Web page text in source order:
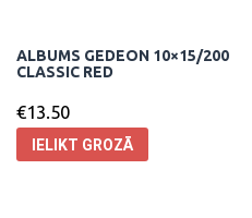
ALBUMS GEDEON 10×15/200
CLASSIC RED
€13.50
IELIKT GROZĀ